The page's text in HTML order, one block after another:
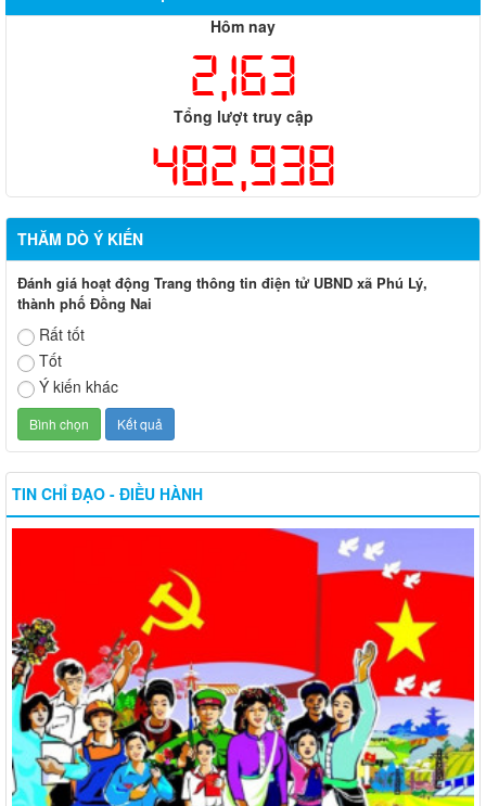
Hôm nay
2,163
Tổng lượt truy cập
482,938
THĂM DÒ Ý KIẾN
Đánh giá hoạt động Trang thông tin điện tử UBND xã Phú Lý,
thành phố Đồng Nai
Rất tốt
Tốt
Ý kiến khác
TIN CHỈ ĐẠO - ĐIỀU HÀNH